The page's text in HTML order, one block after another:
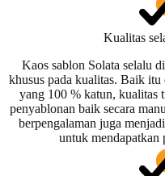
Kualitas
Kaos sablon Solata selalu
khusus pada kualitas. Baik
yang 100 % katun, kualitas
penyablonan baik secara
berpengalaman juga
untuk mendapatkan